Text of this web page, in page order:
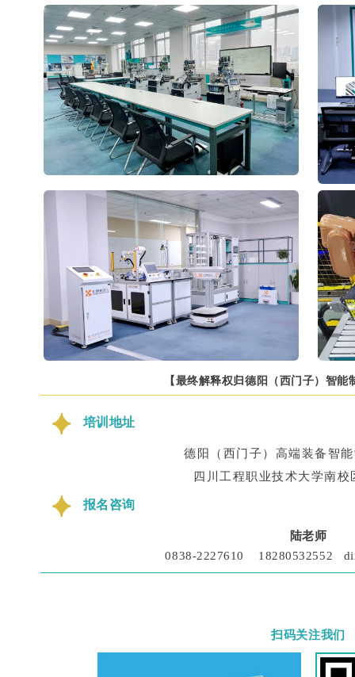
【最终解释权归德阳（西门子）智能
培训地址
德阳（西门子）高端装备智
四川工程职业技术大学南校
报名咨询
陆老师
0838-2227610 18280532552
扫码关注我们